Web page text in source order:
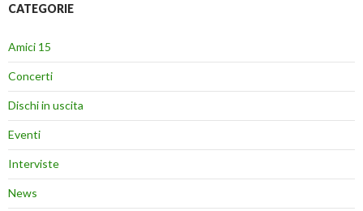
CATEGORIE
Amici 15
Concerti
Dischi in uscita
Eventi
Interviste
News